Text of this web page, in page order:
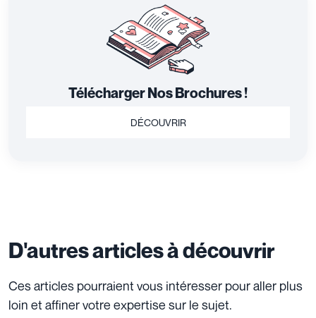
Télécharger Nos Brochures !
DÉCOUVRIR
D'autres articles à découvrir
Ces articles pourraient vous intéresser pour aller plus
loin et affiner votre expertise sur le sujet.